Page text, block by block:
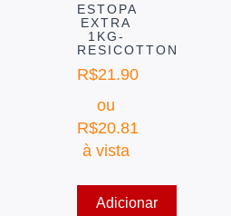
ESTOPA
EXTRA
1KG-
RESICOTTON
R$21.90
ou
R$20.81
à vista
Adicionar